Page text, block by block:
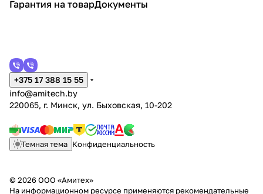
Гарантия на товарДокументы
+375 17 388 15 55
info@amitech.by
220065, г. Минск, ул. Быховская, 10-202
Темная тема Конфиденциальность
© 2026 ООО «Амитех»
На информационном ресурсе применяются рекомендательные